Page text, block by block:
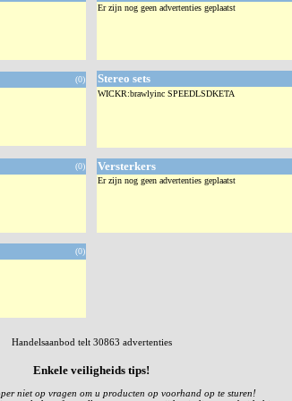
Er zijn nog geen advertenties geplaatst
(0)
Stereo sets
WICKR:brawlyinc SPEEDLSDKETA
(0)
Versterkers
Er zijn nog geen advertenties geplaatst
(0)
Handelsaanbod telt 30863 advertenties
Enkele veiligheids tips!
niet op vragen om u producten op voorhand op te sturen!